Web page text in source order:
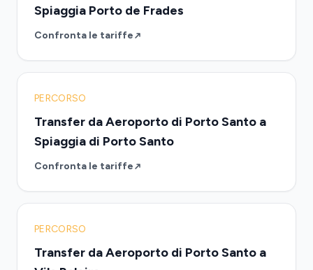
Spiaggia Porto de Frades
Confronta le tariffe
PERCORSO
Transfer da Aeroporto di Porto Santo a
Spiaggia di Porto Santo
Confronta le tariffe
PERCORSO
Transfer da Aeroporto di Porto Santo a